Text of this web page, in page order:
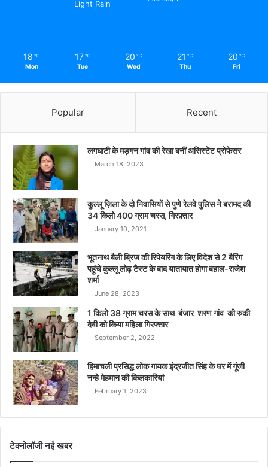
Light Rain
18 ℃
Mon
17 ℃
Tue
20 ℃
Wed
21 ℃
Thu
20 ℃
Fri
Popular Recent
लगघाटी के मड़गन गांव की रेखा बनीं असिस्टेंट प्रोफेसर
March 18, 2023
कुल्लू ज़िला के दो निवासियों से पुणे रेलवे पुलिस ने बरामद की
34 किलो 400 ग्राम चरस, गिरफ़्तार
January 10, 2021
भूतनाथ बैली ब्रिज की रिपेयरिंग के लिए विदेश से 2 बैरिंग
पहुंचे कुल्लू लोढ़ टैस्ट के बाद यातायात होगा बहाल-राजेश
शर्मा
June 28, 2023
1 किलो 38 ग्राम चरस के साथ बंजार शरण गांव की रुकी
देवी को किया महिला गिरफ्तार
September 2, 2022
हिमाचली प्रसिद्ध लोक गायक इंद्रजीत सिंह के घर में गूंजी
नन्हे मेहमान की किलकारियां
February 1, 2023
टेक्नोलॉजी नई खबर